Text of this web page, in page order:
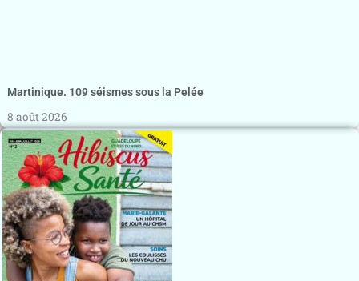
Martinique. 109 séismes sous la Pelée
8 août 2026